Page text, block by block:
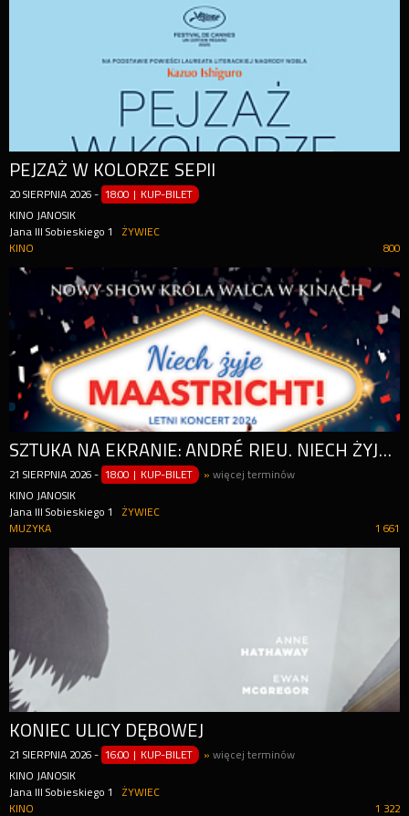
PEJZAŻ W KOLORZE SEPII
20 SIERPNIA 2026 - 18:00 | KUP-BILET
KINO JANOSIK
Jana III Sobieskiego 1
ŻYWIEC
800
KINO
SZTUKA NA EKRANIE: ANDRÉ RIEU. NIECH ŻYJE MAASTRICHT! RETRANSMISJA LETNIEGO KONCERTU Z MAASTRICHT 2026
21 SIERPNIA 2026 - 18:00 | KUP-BILET »więcej terminów
KINO JANOSIK
Jana III Sobieskiego 1
ŻYWIEC
1 661
MUZYKA
KONIEC ULICY DĘBOWEJ
21 SIERPNIA 2026 - 16:00 | KUP-BILET »więcej terminów
KINO JANOSIK
Jana III Sobieskiego 1
ŻYWIEC
1 322
KINO